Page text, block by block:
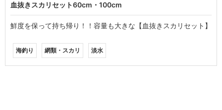
血抜きスカリセット60cm・100cm
鮮度を保って持ち帰り！！容量も大きな【血抜きスカリセット】
海釣り 網類・スカリ 淡水